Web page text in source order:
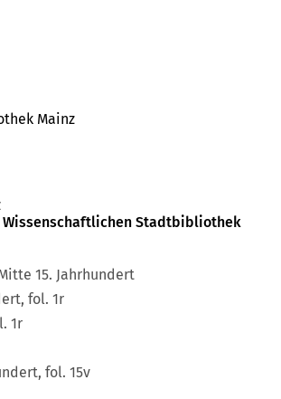
Mainz
Stadtbibliothek
15. Jahrhundert
fol. 1r
1r
fol. 15v